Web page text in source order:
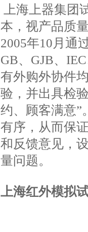
上海上器集团
本，视产品质
2005年10月通
GB、GJB、
有外购外协件
验，并出具检
约、顾客满意”
有序，从而保
和反馈意见，
量问题。
上海红外模拟